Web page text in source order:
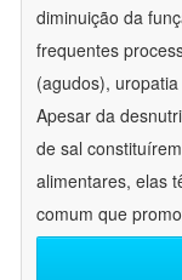
diminuição da
frequentes
(agudos),
Apesar da
de sal
alimentares, elas
comum que